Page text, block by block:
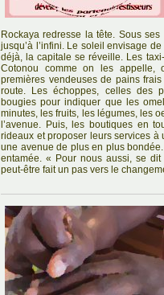
Rockaya redresse la tête. Sous
jusqu’à l’infini. Le soleil envisage
déjà, la capitale se réveille. Les
Cotonou comme on les appelle,
premières vendeuses de pains
route. Les échoppes, celles des
bougies pour indiquer que les
minutes, les fruits, les légumes, les
l’avenue. Puis, les boutiques en
rideaux et proposer leurs services
une avenue de plus en plus
entamée. « Pour nous aussi, se
peut-être fait un pas vers le